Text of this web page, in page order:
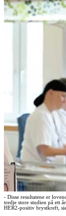
- Disse resultatene er
tredje store studien på ett
HER2-positiv brystkreft,